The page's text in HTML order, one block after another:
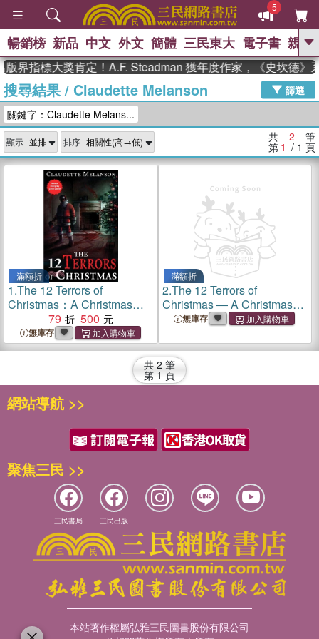
5
GO
熱搜： 東野圭吾 The Odyssey 、
父親節 、 如果歷史是一群喵 、 暑期
念華 、 台灣的李登輝時代 、 數學女
孩：黎曼猜想
偉大的迷走神經
暢銷榜 新品 中文 外文 簡體 三民東大 電子書 親子
界指標大獎肯定！A.F. Steadman 獲年度作家，《史坎德》
搜尋結果/ Claudette Melanson
篩選
關鍵字：Claudette Melans...
顯示 排序 共 2 筆
第 1 / 1 頁
滿額折
1.The 12 Terrors of
Christmas：A Christmas
Horror Anthology
79 500
無庫存
滿額折
2.The 12 Terrors of
Christmas ― A Christmas
Horror Anthology
無庫存
共 2 筆
第 1 頁
網站導航 >>
聚焦三民 >>
三民書局 三民出版
本站著作權屬弘雅三民圖書股份有限公司